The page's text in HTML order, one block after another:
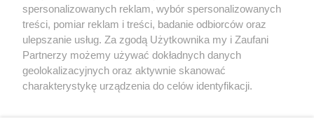
O nas
spersonalizowanych reklam, wybór spersonalizowanych
treści, pomiar reklam i treści, badanie odbiorców oraz
ulepszanie usług. Za zgodą Użytkownika my i Zaufani
Partnerzy możemy używać dokładnych danych
geolokalizacyjnych oraz aktywnie skanować
charakterystykę urządzenia do celów identyfikacji.